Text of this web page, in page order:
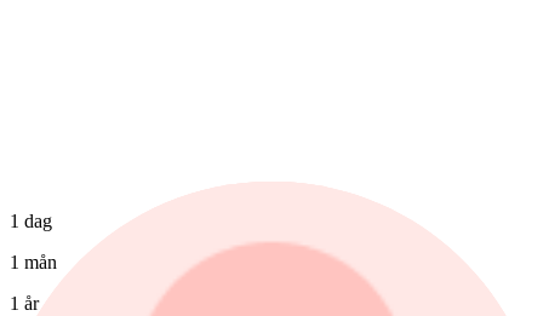
1 dag
1 mån
1 år